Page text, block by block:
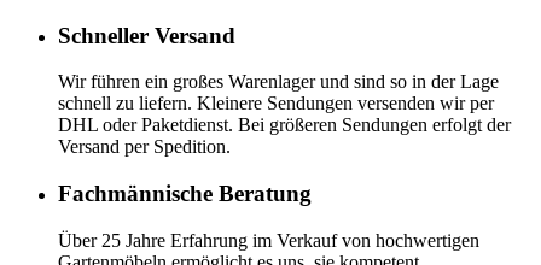
Schneller Versand
Wir führen ein großes Warenlager und sind so in der Lage
schnell zu liefern. Kleinere Sendungen versenden wir per
DHL oder Paketdienst. Bei größeren Sendungen erfolgt der
Versand per Spedition.
Fachmännische Beratung
Über 25 Jahre Erfahrung im Verkauf von hochwertigen